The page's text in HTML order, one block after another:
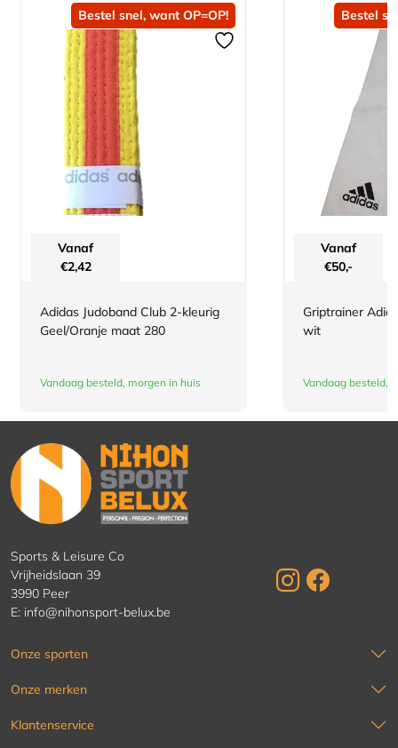
Bestel snel, want OP=OP!
Vanaf
€2,42
Adidas Judoband Club 2-kleurig
Geel/Oranje maat 280
Vandaag besteld, morgen in huis
Bestel
Vanaf
€50,-
Griptrainer
wit
Vandaag besteld,
Sports & Leisure Co
Vrijheidslaan 39
3990 Peer
E: info@nihonsport-belux.be
Onze sporten
Onze merken
Klantenservice